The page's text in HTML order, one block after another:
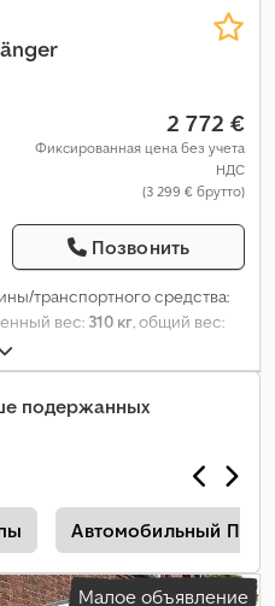
2 772 €
Фиксированная цена без учета
НДС
(3 299 € брутто)
Позвонить
транспортного средства:
вес: 310 кг, общий вес:
мм, Год выпуска:2026,
подержанных
Автомобильный
Малое объявление